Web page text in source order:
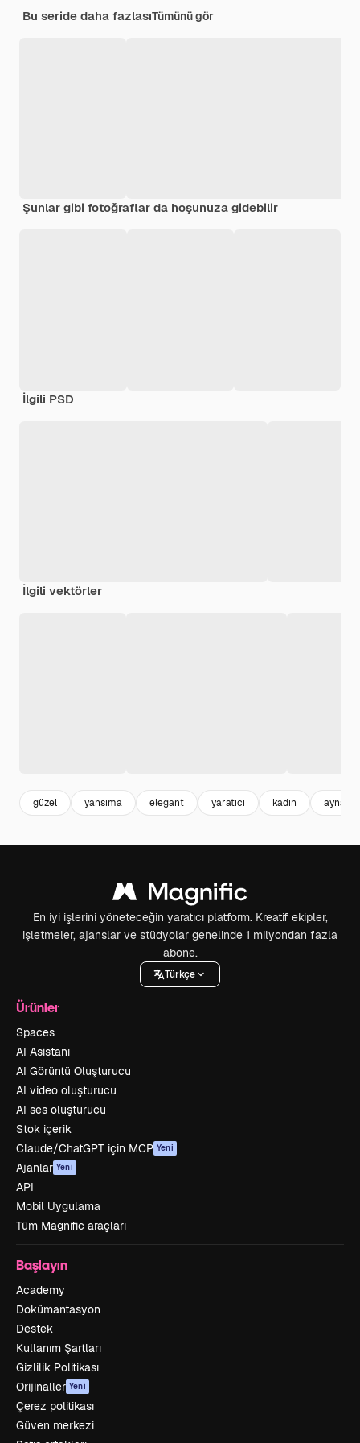
Bu seride daha fazlasıTümünü gör
Şunlar gibi fotoğraflar da hoşunuza gidebilir
İlgili PSD
İlgili vektörler
güzel yansıma elegant yaratıcı kadın ayna
En iyi işlerini yöneteceğin yaratıcı platform. Kreatif ekipler,
işletmeler, ajanslar ve stüdyolar genelinde 1 milyondan fazla
abone.
Türkçe
Ürünler
Spaces
AI Asistanı
AI Görüntü Oluşturucu
AI video oluşturucu
AI ses oluşturucu
Stok içerik
Claude/ChatGPT için MCP Yeni
Ajanlar Yeni
API
Mobil Uygulama
Tüm Magnific araçları
Başlayın
Academy
Dokümantasyon
Destek
Kullanım Şartları
Gizlilik Politikası
Orijinaller Yeni
Çerez politikası
Güven merkezi